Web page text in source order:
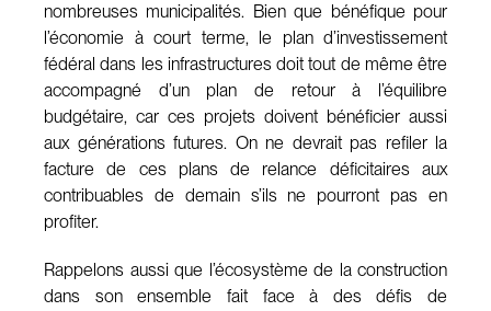
nombreuses municipalités. Bien que bénéfique pour
l’économie à court terme, le plan d’investissement
fédéral dans les infrastructures doit tout de même être
accompagné d’un plan de retour à l’équilibre
budgétaire, car ces projets doivent bénéficier aussi
aux générations futures. On ne devrait pas refiler la
facture de ces plans de relance déficitaires aux
contribuables de demain s’ils ne pourront pas en
profiter.
Rappelons aussi que l’écosystème de la construction
dans son ensemble fait face à des défis de